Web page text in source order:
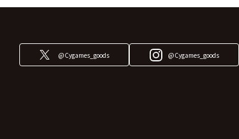
@Cygames_goods @Cygames_goods